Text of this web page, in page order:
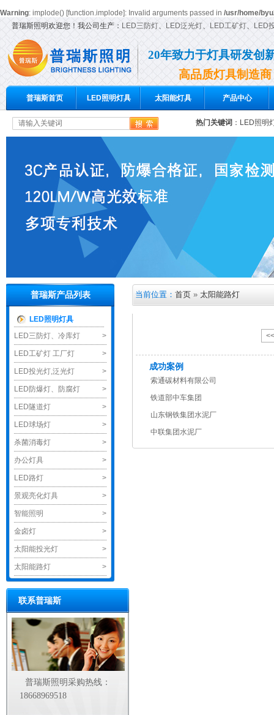
Warning: implode() [function.implode]: Invalid arguments passed in /usr/home/
普瑞斯照明欢迎您！我公司生产： LED三防灯、 LED泛光灯、 LED工矿灯、 LED
20年致力于灯具研发创
高品质灯具制造商
普瑞斯首页 LED照明灯具 太阳能灯具 产品中心
热门关键词 ： LED照明
普瑞斯产品列表
LED照明灯具
>
LED三防灯、冷库灯
>
LED工矿灯 工厂灯
>
LED投光灯,泛光灯
>
LED防爆灯、防腐灯
>
LED隧道灯
>
LED球场灯
>
杀菌消毒灯
>
办公灯具
>
LED路灯
>
景观亮化灯具
>
智能照明
>
金卤灯
>
太阳能投光灯
>
太阳能路灯
联系普瑞斯
普瑞斯照明采购热线：
18668969518
当前位置： 首页 » 太阳能路灯
<<
成功案例
索通碳材料有限公司
铁道部中车集团
山东钢铁集团水泥厂
中联集团水泥厂